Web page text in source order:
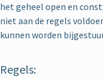
het geheel open en
niet aan de regels
kunnen worden
Regels: